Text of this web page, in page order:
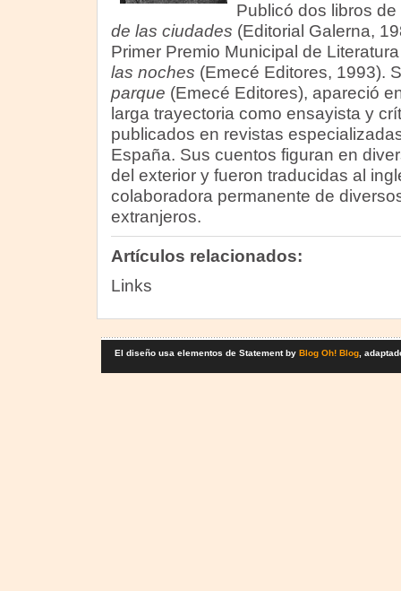
Publicó dos libros
de las ciudades (Editorial Galerna,
Primer Premio Municipal de
las noches (Emecé Editores, 1993).
parque (Emecé Editores), apareció
larga trayectoria como ensayista y
publicados en revistas
España. Sus cuentos figuran en
del exterior y fueron traducidas al
colaboradora permanente de
extranjeros.
Artículos relacionados:
Links
El diseño usa elementos de Statement by Blog Oh! Blog,